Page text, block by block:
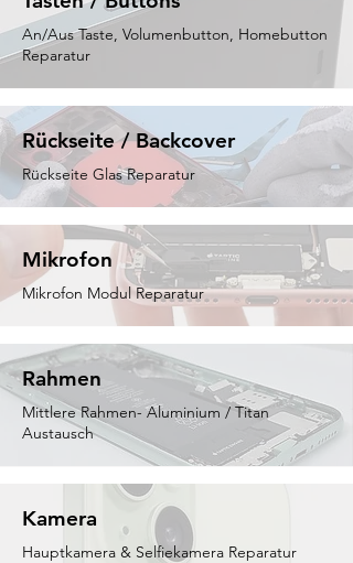
An/Aus Taste, Volumenbutton, Homebutton
Reparatur
Rückseite / Backcover
Rückseite Glas Reparatur
Mikrofon
Mikrofon Modul Reparatur
Rahmen
Mittlere Rahmen- Aluminium / Titan
Austausch
Kamera
Hauptkamera & Selfiekamera Reparatur